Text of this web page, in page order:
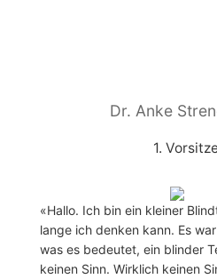
Dr. Anke
1.
«Hallo. Ich bin ein kleiner
lange ich denken kann. Es
was es bedeutet, ein blinder
keinen Sinn. Wirklich keinen